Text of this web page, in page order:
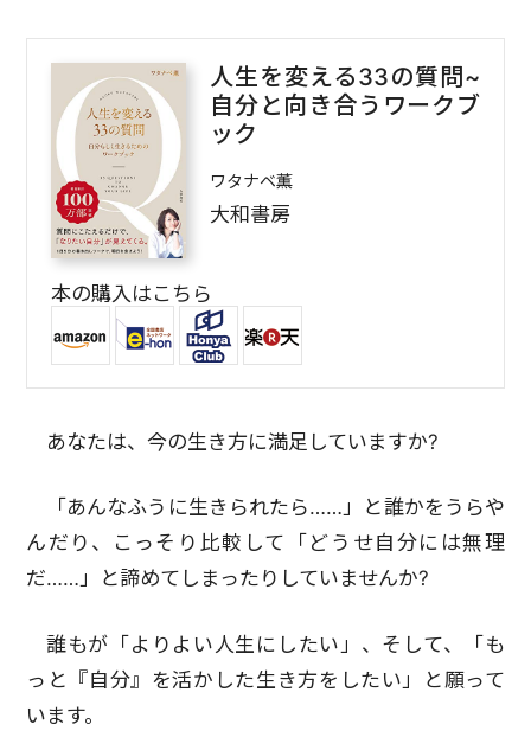
人生を変える33の質問~
自分と向き合うワークブ
ック
ワタナベ薫
大和書房
本の購入はこちら
あなたは、今の生き方に満足していますか?
「あんなふうに生きられたら……」と誰かをうらや
んだり、こっそり比較して「どうせ自分には無理
だ……」と諦めてしまったりしていませんか?
誰もが「よりよい人生にしたい」、そして、「も
っと『自分』を活かした生き方をしたい」と願って
います。